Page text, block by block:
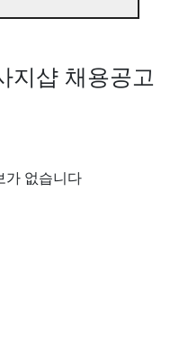
지샵 채용공고
가 없습니다